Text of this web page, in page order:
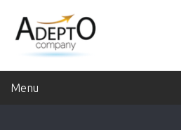
Menu